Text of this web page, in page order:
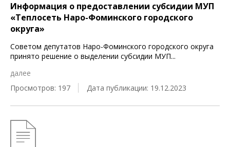
Информация о предоставлении субсидии МУП
«Теплосеть Наро-Фоминского городского
округа»
Советом депутатов Наро-Фоминского городского округа
принято решение о выделении субсидии МУП...
далее
Просмотров: 197
Дата публикации: 19.12.2023